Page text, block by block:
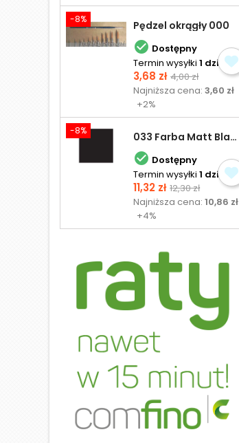
-8% Pędzel okrągły 000
 Dostępny
Termin wysyłki 1 dzień
Cena
3,68 zł Cena
podstawowa
4,00 zł
Najniższa cena:3,60 zł
+2%
-8% 033 Farba Matt Black - olejna
 Dostępny
Termin wysyłki 1 dzień
Cena
11,32 zł Cena
podstawowa
12,30 zł
Najniższa cena:10,86 zł
+4%